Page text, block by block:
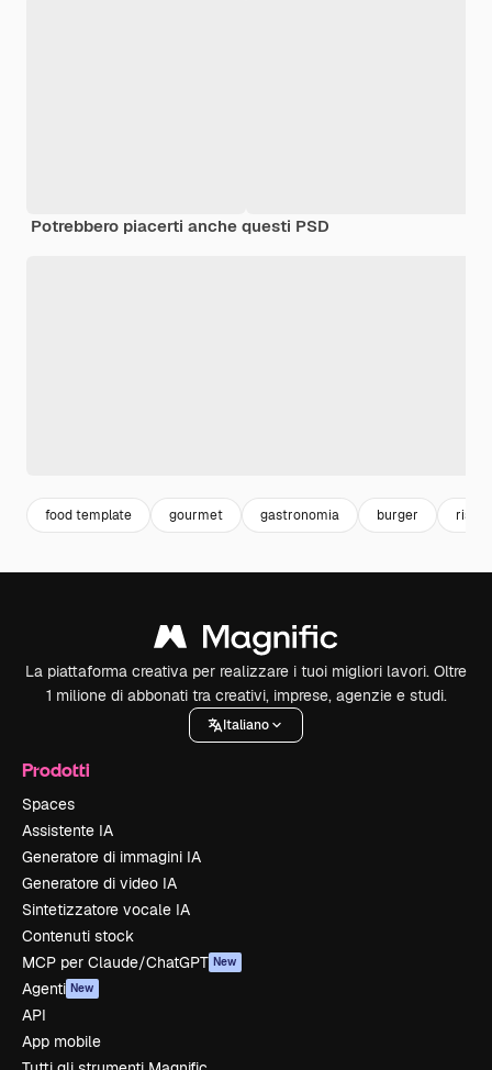
Potrebbero piacerti anche questi PSD
food template gourmet gastronomia burger
La piattaforma creativa per realizzare i tuoi migliori lavori. Oltre
1 milione di abbonati tra creativi, imprese, agenzie e studi.
Italiano
Prodotti
Spaces
Assistente IA
Generatore di immagini IA
Generatore di video IA
Sintetizzatore vocale IA
Contenuti stock
MCP per Claude/ChatGPT New
Agenti New
API
App mobile